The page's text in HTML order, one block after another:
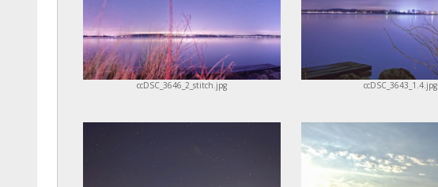
ccDSC_3646_2_stitch.jpg ccDSC_3643_1.4.jpg